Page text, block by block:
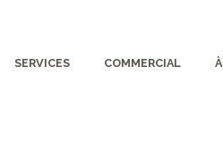
SERVICES COMMERCIAL